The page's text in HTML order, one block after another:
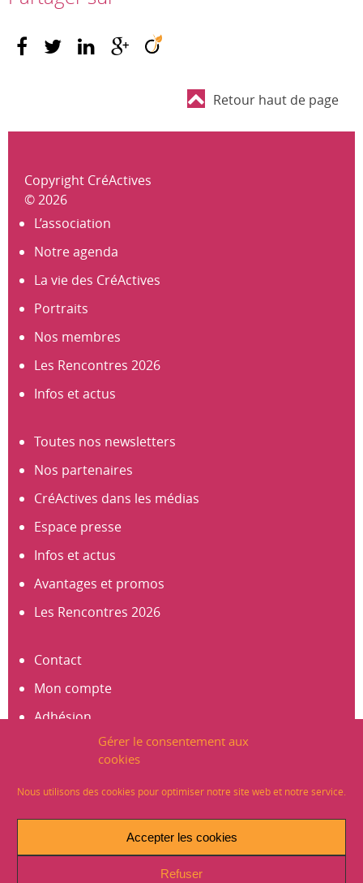
Gérer le consentement aux
cookies
Nous utilisons des cookies pour optimiser notre site web et notre service.
Accepter les cookies
Refuser
Retour haut de page
Copyright CréActives
© 2026
L’association
Notre agenda
La vie des CréActives
Portraits
Nos membres
Les Rencontres 2026
Infos et actus
Toutes nos newsletters
Nos partenaires
CréActives dans les médias
Espace presse
Infos et actus
Avantages et promos
Les Rencontres 2026
Contact
Mon compte
Adhésion
S’abonner à la newsletter
Mentions légales